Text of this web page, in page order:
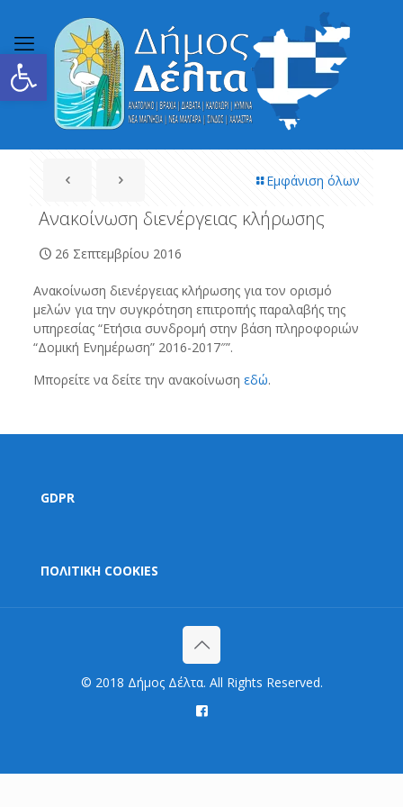
Ανοίξτε τη γραμμή εργαλείων
Εμφάνιση όλων
Ανακοίνωση διενέργειας κλήρωσης
26 Σεπτεμβρίου 2016
Ανακοίνωση διενέργειας κλήρωσης για τον ορισμό
μελών για την συγκρότηση επιτροπής παραλαβής της
υπηρεσίας “Ετήσια συνδρομή στην βάση πληροφοριών
“Δομική Ενημέρωση” 2016-2017″”.
Μπορείτε να δείτε την ανακοίνωση εδώ.
GDPR
ΠΟΛΙΤΙΚΗ COOKIES
© 2018 Δήμος Δέλτα. All Rights Reserved.